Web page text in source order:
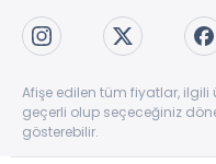
Yerden ısıtma
Güvenlik
Müstakil Bahçe
Şömine Yakımı *
Afişe edilen tüm fiyatlar,
geçerli olup seçeceğiniz
gösterebilir.